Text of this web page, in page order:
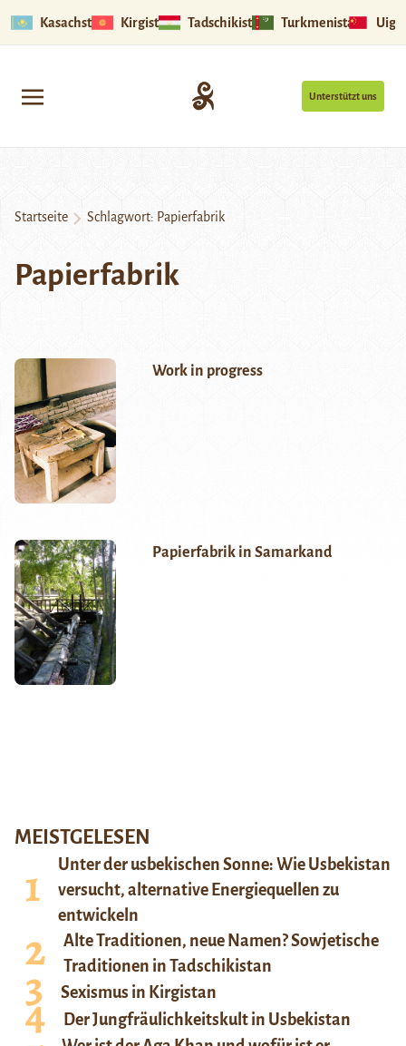
Kasachstan Kirgistan Tadschikistan Turkmenistan
Unterstützt uns
Startseite Schlagwort: Papierfabrik
Papierfabrik
Work in progress
Papierfabrik in Samarkand
MEISTGELESEN
Unter der usbekischen Sonne: Wie Usbekistan
versucht, alternative Energiequellen zu
entwickeln
Alte Traditionen, neue Namen? Sowjetische
Traditionen in Tadschikistan
Sexismus in Kirgistan
Der Jungfräulichkeitskult in Usbekistan